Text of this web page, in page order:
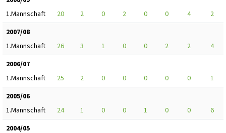
1.Mannschaft
20 2 0 2 0 0 4
2
2007/08
1.Mannschaft
26 3 1 0 0 2 2
4
2006/07
1.Mannschaft
25 2 0 0 0 0 0
1
2005/06
1.Mannschaft
24 1 0 0 1 0 0
6
2004/05